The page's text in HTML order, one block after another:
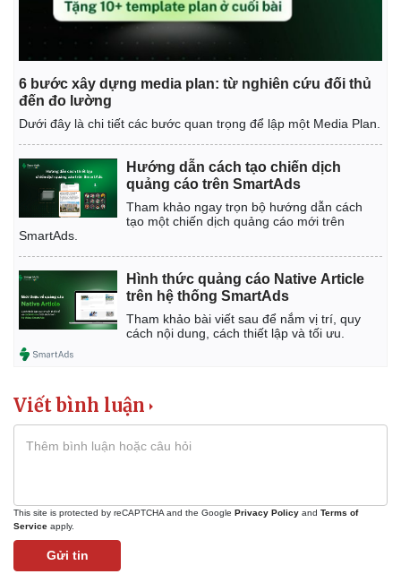
6 bước xây dựng media plan: từ nghiên cứu đối thủ
đến đo lường
Dưới đây là chi tiết các bước quan trọng để lập một Media Plan.
Hướng dẫn cách tạo chiến dịch
quảng cáo trên SmartAds
Tham khảo ngay trọn bộ hướng dẫn cách
tạo một chiến dịch quảng cáo mới trên
SmartAds.
Hình thức quảng cáo Native Article
trên hệ thống SmartAds
Tham khảo bài viết sau để nắm vị trí, quy
cách nội dung, cách thiết lập và tối ưu.
Viết bình luận
This site is protected by reCAPTCHA and the Google Privacy Policy and Terms of
Service apply.
Gửi tin